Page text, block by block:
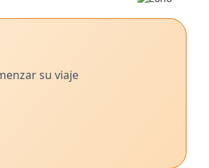
su viaje